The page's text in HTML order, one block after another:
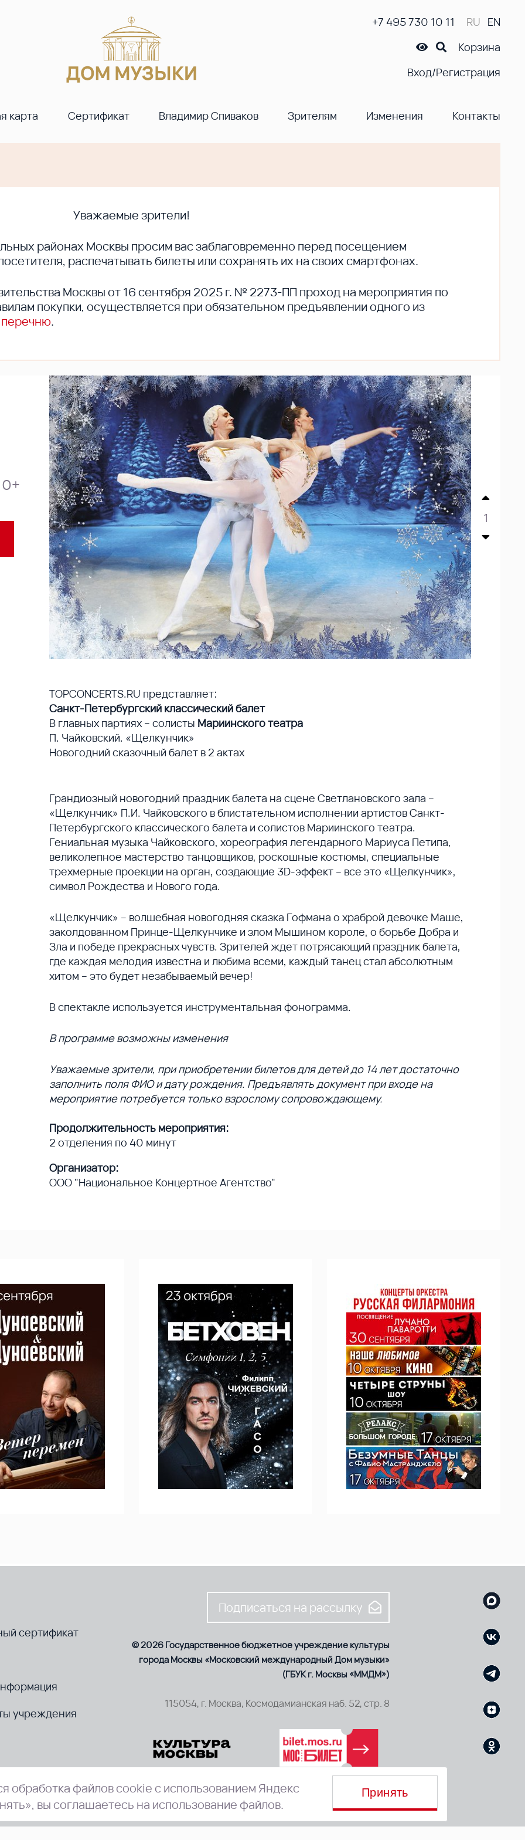
+7 495 730 10 11 RU EN
Корзина
Вход/Регистрация
карта Сертификат Владимир Спиваков Зрителям Изменения Контакты
Уважаемые зрители!
районах Москвы просим вас заблаговременно перед посещением
распечатывать билеты или сохранять их на своих смартфонах.
Москвы от 16 сентября 2025 г. № 2273-ПП проход на мероприятия по
покупки, осуществляется при обязательном предъявлении одного из
.
0+
1
TOPCONCERTS.RU представляет:
Санкт-Петербургский классический балет
В главных партиях – солисты Мариинского театра
П. Чайковский. «Щелкунчик»
Новогодний сказочный балет в 2 актах
Грандиозный новогодний праздник балета на сцене Светлановского зала –
«Щелкунчик» П.И. Чайковского в блистательном исполнении артистов Санкт-
Петербургского классического балета и солистов Мариинского театра.
Гениальная музыка Чайковского, хореография легендарного Мариуса Петипа,
великолепное мастерство танцовщиков, роскошные костюмы, специальные
трехмерные проекции на орган, создающие 3D-эффект – все это «Щелкунчик»,
символ Рождества и Нового года.
«Щелкунчик» – волшебная новогодняя сказка Гофмана о храброй девочке Маше,
заколдованном Принце-Щелкунчике и злом Мышином короле, о борьбе Добра и
Зла и победе прекрасных чувств. Зрителей ждет потрясающий праздник балета,
где каждая мелодия известна и любима всеми, каждый танец стал абсолютным
хитом – это будет незабываемый вечер!
В спектакле используется инструментальная фонограмма.
В программе возможны изменения
Уважаемые зрители, при приобретении билетов для детей до 14 лет достаточно
заполнить поля ФИО и дату рождения. Предъявлять документ при входе на
мероприятие потребуется только взрослому сопровождающему.
Продолжительность мероприятия:
2 отделения по 40 минут
Организатор:
ООО "Национальное Концертное Агентство"
сертификат
учреждения
Подписаться на рассылку
© 2026 Государственное бюджетное учреждение культуры
города Москвы «Московский международный Дом музыки»
(ГБУК г. Москвы «ММДМ»)
115054, г. Москва, Космодамианская наб. 52, стр. 8
обработка файлов cookie с использованием Яндекс
вы соглашаетесь на использование файлов.
Принять